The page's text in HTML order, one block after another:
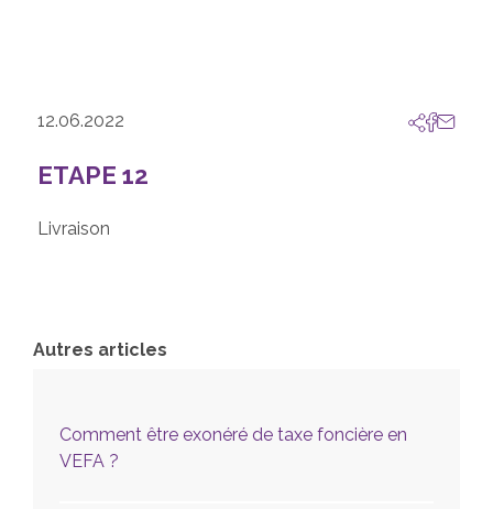
12.06.2022
ETAPE 12
Livraison
Autres articles
Comment être exonéré de taxe foncière en
VEFA ?